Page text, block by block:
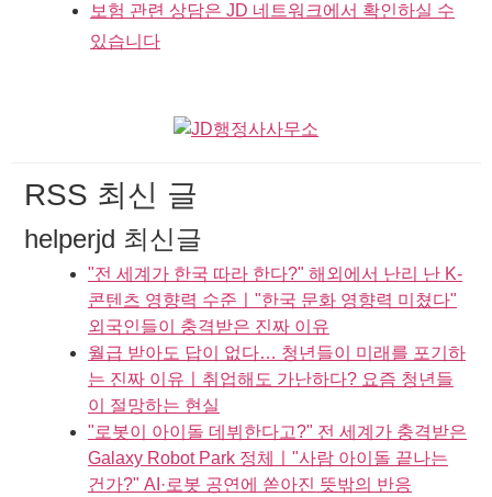
보험 관련 상담은 JD 네트워크에서 확인하실 수
있습니다
RSS 최신 글
helperjd 최신글
"전 세계가 한국 따라 한다?" 해외에서 난리 난 K-
콘텐츠 영향력 수준ㅣ"한국 문화 영향력 미쳤다"
외국인들이 충격받은 진짜 이유
월급 받아도 답이 없다… 청년들이 미래를 포기하
는 진짜 이유ㅣ취업해도 가난하다? 요즘 청년들
이 절망하는 현실
"로봇이 아이돌 데뷔한다고?" 전 세계가 충격받은
Galaxy Robot Park 정체ㅣ"사람 아이돌 끝나는
건가?" AI·로봇 공연에 쏟아진 뜻밖의 반응